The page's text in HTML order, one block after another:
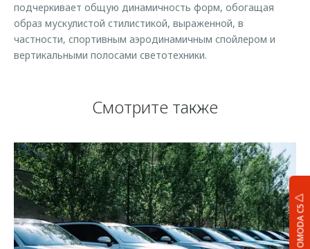
OMODA C5
подчеркивает общую динамичность форм, обогащая
образ мускулистой стилистикой, выраженной, в
частности, спортивным аэродинамичным спойлером и
вертикальными полосами светотехники.
Смотрите также